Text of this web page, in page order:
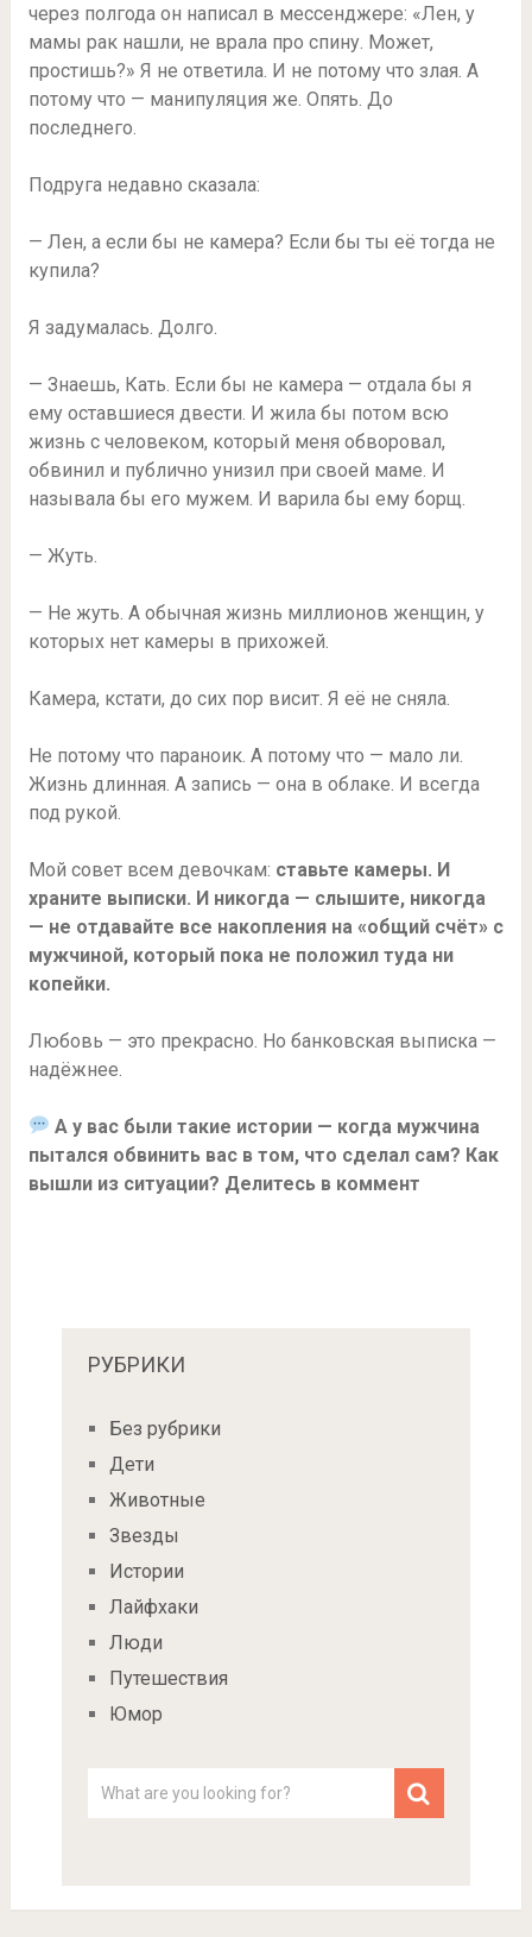
через полгода он написал в мессенджере: «Лен, у
мамы рак нашли, не врала про спину. Может,
простишь?» Я не ответила. И не потому что злая. А
потому что — манипуляция же. Опять. До
последнего.
Подруга недавно сказала:
— Лен, а если бы не камера? Если бы ты её тогда не
купила?
Я задумалась. Долго.
— Знаешь, Кать. Если бы не камера — отдала бы я
ему оставшиеся двести. И жила бы потом всю
жизнь с человеком, который меня обворовал,
обвинил и публично унизил при своей маме. И
называла бы его мужем. И варила бы ему борщ.
— Жуть.
— Не жуть. А обычная жизнь миллионов женщин, у
которых нет камеры в прихожей.
Камера, кстати, до сих пор висит. Я её не сняла.
Не потому что параноик. А потому что — мало ли.
Жизнь длинная. А запись — она в облаке. И всегда
под рукой.
Мой совет всем девочкам: ставьте камеры. И
храните выписки. И никогда — слышите, никогда
— не отдавайте все накопления на «общий счёт» с
мужчиной, который пока не положил туда ни
копейки.
Любовь — это прекрасно. Но банковская выписка —
надёжнее.
А у вас были такие истории — когда мужчина
пытался обвинить вас в том, что сделал сам? Как
вышли из ситуации? Делитесь в коммент
РУБРИКИ
Без рубрики
Дети
Животные
Звезды
Истории
Лайфхаки
Люди
Путешествия
Юмор